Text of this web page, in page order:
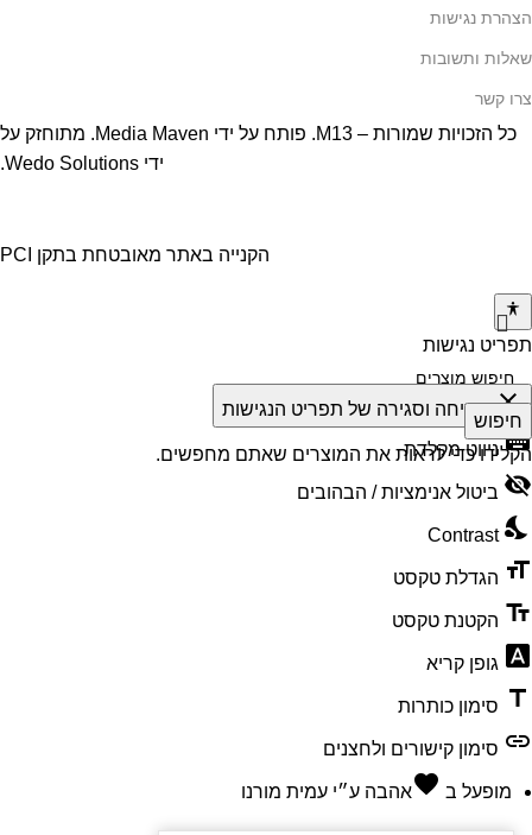
הצהרת נגישות
שאלות ותשובות
צרו קשר
כל הזכויות שמורות – M13. פותח על ידי Media Maven. מתוחזק על
ידי Wedo Solutions
.
הקנייה באתר מאובטחת בתקן PCI
חיפוש
הקלידו כדי לראות את המוצרים שאתם מחפשים.
תפריט נגישות
close פתיחה וסגירה של תפריט הנגישות
keyboard ניווט מקלדת
visibility_off ביטול אנימציות / הבהובים
nights_stay
Contrast
format_size הגדלת טקסט
text_fields הקטנת טקסט
font_download גופן קריא
title סימון כותרות
link סימון קישורים ולחצנים
מופעל ב favoriteאהבה ע״י עמית מורנו